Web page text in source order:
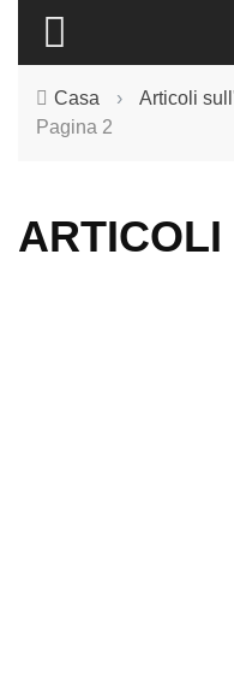
Casa › Articoli
Pagina 2